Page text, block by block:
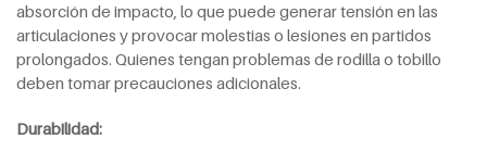
absorción de impacto, lo que puede generar tensión en las
articulaciones y provocar molestias o lesiones en partidos
prolongados. Quienes tengan problemas de rodilla o tobillo
deben tomar precauciones adicionales.
Durabilidad: